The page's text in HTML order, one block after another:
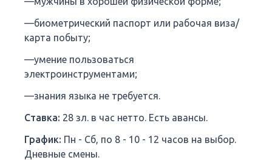
—биометрический паспорт или рабочая виза/
карта побыту;
—умение пользоваться
электроинструментами;
—знания языка не требуется.
Ставка: 28 зл. в час нетто. Есть авансы.
График: Пн - Сб, по 8 - 10 - 12 часов на выбор.
Дневные смены.